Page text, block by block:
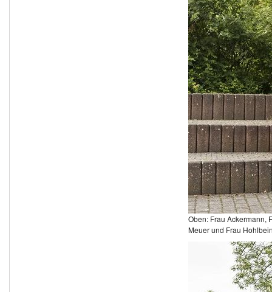
Oben: Frau Ackermann,
Meuer und Frau